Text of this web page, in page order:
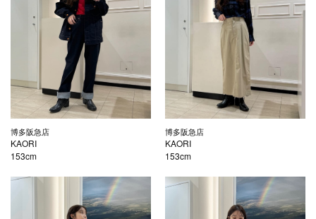
博多阪急店
KAORI
153cm
博多阪急店
KAORI
153cm